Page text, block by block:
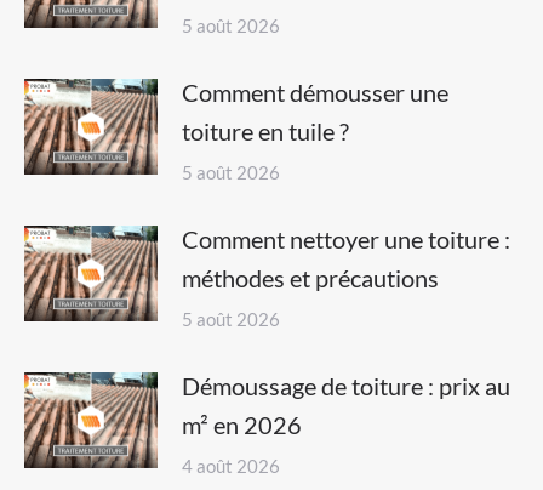
5 août 2026
Comment démousser une
toiture en tuile ?
5 août 2026
Comment nettoyer une toiture :
méthodes et précautions
5 août 2026
Démoussage de toiture : prix au
m² en 2026
4 août 2026